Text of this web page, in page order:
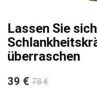
Lassen Sie
überraschen
39 € 78 €